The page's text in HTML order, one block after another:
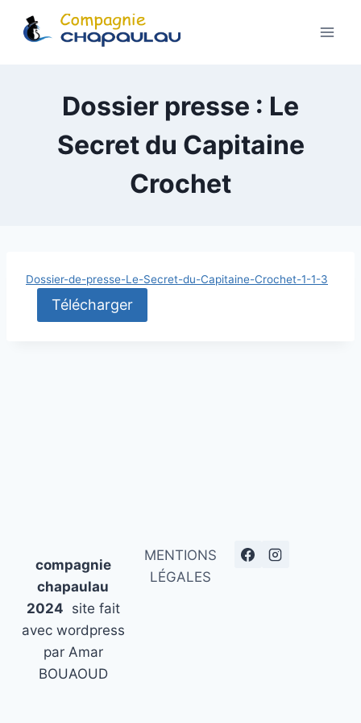
Dossier presse : Le
Secret du Capitaine
Crochet
Dossier-de-presse-Le-Secret-du-Capitaine-Crochet-1-1-3
Télécharger
compagnie
chapaulau
2024 site fait
avec wordpress
par Amar
BOUAOUD
MENTIONS
LÉGALES